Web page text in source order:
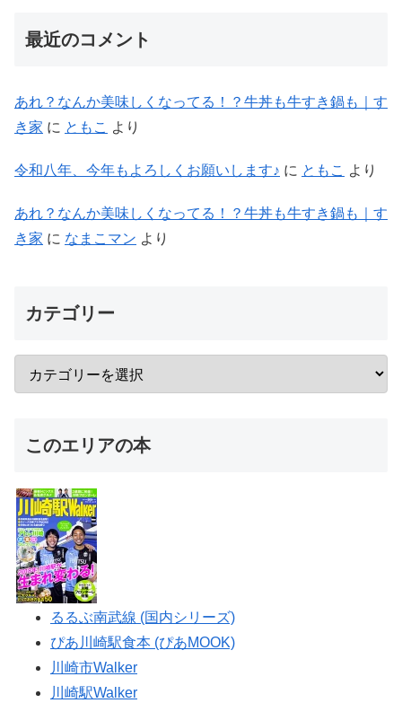
最近のコメント
あれ？なんか美味しくなってる！？牛丼も牛すき鍋も｜す
き家 に ともこ より
令和八年、今年もよろしくお願いします♪ に ともこ より
あれ？なんか美味しくなってる！？牛丼も牛すき鍋も｜す
き家 に なまこマン より
カテゴリー
このエリアの本
るるぶ南武線 (国内シリーズ)
ぴあ川崎駅食本 (ぴあMOOK)
川崎市Walker
川崎駅Walker